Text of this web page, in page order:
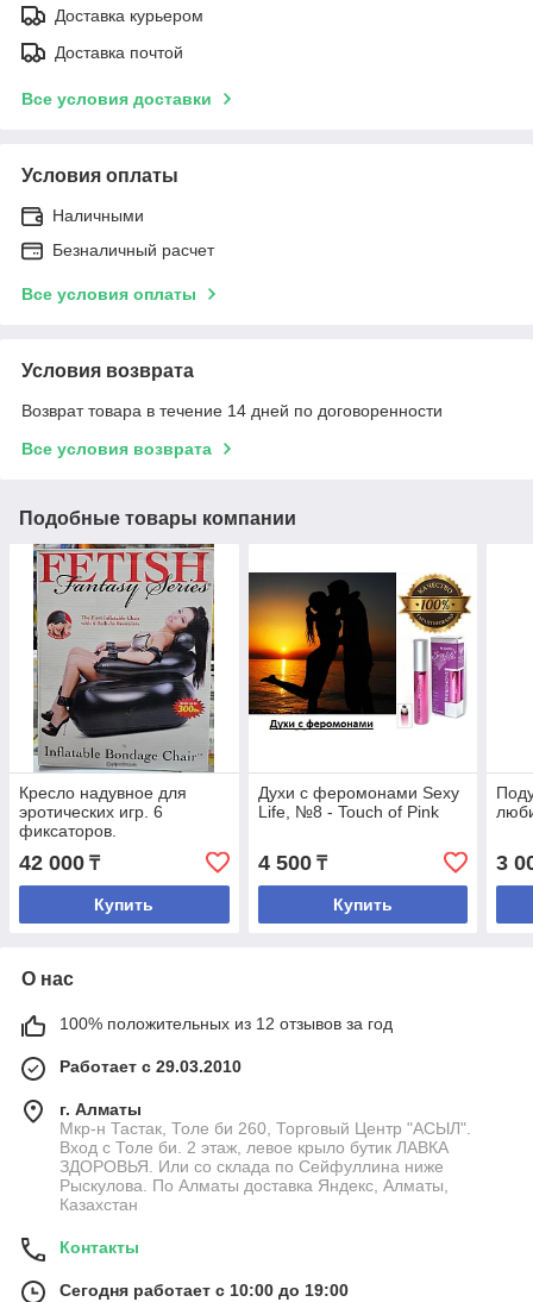
Доставка курьером
Доставка почтой
Все условия доставки
Условия оплаты
Наличными
Безналичный расчет
Все условия оплаты
Условия возврата
Возврат товара в течение 14 дней по договоренности
Все условия возврата
Подобные товары компании
Кресло надувное для
эротических игр. 6
фиксаторов.
42 000 ₸
Купить
Духи с феромонами Sexy
Life, №8 - Touch of Pink
4 500₸
Купить
3
О нас
100% положительных из 12 отзывов за год
Работает с 29.03.2010
г. Алматы
Мкр-н Тастак, Толе би 260, Торговый Центр "АСЫЛ".
Вход с Толе би. 2 этаж, левое крыло бутик ЛАВКА
ЗДОРОВЬЯ. Или со склада по Сейфуллина ниже
Рыскулова. По Алматы доставка Яндекс, Алматы,
Казахстан
Контакты
Сегодня работает с 10:00 до 19:00